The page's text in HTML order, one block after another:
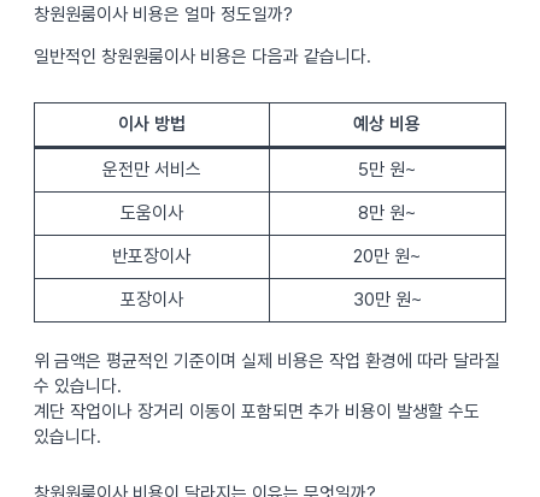
창원원룸이사 비용은 얼마 정도일까?
일반적인 창원원룸이사 비용은 다음과 같습니다.
이사 방법 예상 비용
운전만 서비스
5만 원~
도움이사
8만 원~
반포장이사
20만 원~
포장이사
30만 원~
위 금액은 평균적인 기준이며 실제 비용은 작업 환경에 따라 달라질
수 있습니다.
계단 작업이나 장거리 이동이 포함되면 추가 비용이 발생할 수도
있습니다.